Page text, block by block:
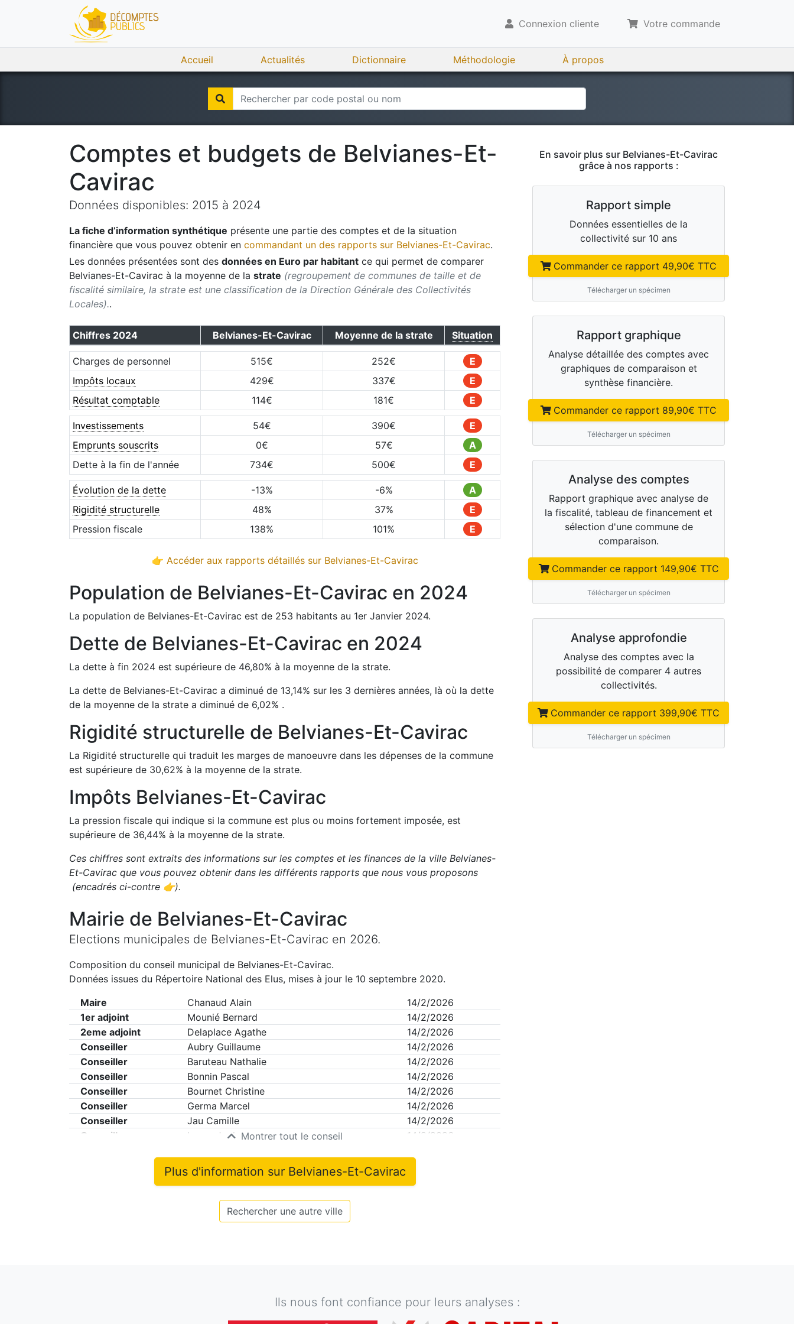
Connexion cliente Votre commande
Accueil Actualités Dictionnaire Méthodologie À propos
Comptes et budgets de Belvianes-Et-
Cavirac
Données disponibles: 2015 à 2024
La fiche d’information synthétique présente une partie des comptes et de la situation
financière que vous pouvez obtenir en commandant un des rapports sur Belvianes-Et-Cavirac.
Les données présentées sont des données en Euro par habitant ce qui permet de comparer
Belvianes-Et-Cavirac à la moyenne de la strate (regroupement de communes de taille et de
fiscalité similaire, la strate est une classification de la Direction Générale des Collectivités
Locales)..
Chiffres 2024 Belvianes-Et-Cavirac Moyenne de la strate Situation
Charges de personnel 515€ 252€
E
Impôts locaux
429€ 337€
E
Résultat comptable
114€ 181€ E
Investissements 54€ 390€
E
Emprunts souscrits
0€ 57€
A
Dette à la fin de l'année
734€ 500€ E
Évolution de la dette -13% -6%
A
Rigidité structurelle
48% 37%
E
Pression fiscale
138% 101% E
👉 Accéder aux rapports détaillés sur Belvianes-Et-Cavirac
Population de Belvianes-Et-Cavirac en 2024
La population de Belvianes-Et-Cavirac est de 253 habitants au 1er Janvier 2024.
Dette de Belvianes-Et-Cavirac en 2024
La dette à fin 2024 est supérieure de 46,80% à la moyenne de la strate.
La dette de Belvianes-Et-Cavirac a diminué de 13,14% sur les 3 dernières années, là où la dette
de la moyenne de la strate a diminué de 6,02% .
Rigidité structurelle de Belvianes-Et-Cavirac
La Rigidité structurelle qui traduit les marges de manoeuvre dans les dépenses de la commune
est supérieure de 30,62% à la moyenne de la strate.
Impôts Belvianes-Et-Cavirac
La pression fiscale qui indique si la commune est plus ou moins fortement imposée, est
supérieure de 36,44% à la moyenne de la strate.
Ces chiffres sont extraits des informations sur les comptes et les finances de la ville Belvianes-
Et-Cavirac que vous pouvez obtenir dans les différents rapports que nous vous proposons
(encadrés ci-contre 👉).
Mairie de Belvianes-Et-Cavirac
Elections municipales de Belvianes-Et-Cavirac en 2026.
Composition du conseil municipal de Belvianes-Et-Cavirac.
Données issues du Répertoire National des Elus, mises à jour le 10 septembre 2020.
Maire
Chanaud Alain
14/2/2026
1er adjoint
Mounié Bernard
14/2/2026
2eme adjoint
Delaplace Agathe
14/2/2026
Conseiller
Aubry Guillaume
14/2/2026
Conseiller
Baruteau Nathalie
14/2/2026
Conseiller
Bonnin Pascal
14/2/2026
Conseiller
Bournet Christine
14/2/2026
Conseiller
Germa Marcel
14/2/2026
Conseiller
Jau Camille
14/2/2026
Conseiller
Lucas Joel 14/2/2026
Montrer tout le conseil
Plus d'information sur Belvianes-Et-Cavirac
Rechercher une autre ville
En savoir plus sur Belvianes-Et-Cavirac
grâce à nos rapports :
Rapport simple
Données essentielles de la
collectivité sur 10 ans
Commander ce rapport 49,90€ TTC
Télécharger un spécimen
Rapport graphique
Analyse détaillée des comptes avec
graphiques de comparaison et
synthèse financière.
Commander ce rapport 89,90€ TTC
Télécharger un spécimen
Analyse des comptes
Rapport graphique avec analyse de
la fiscalité, tableau de financement et
sélection d'une commune de
comparaison.
Commander ce rapport 149,90€ TTC
Télécharger un spécimen
Analyse approfondie
Analyse des comptes avec la
possibilité de comparer 4 autres
collectivités.
Commander ce rapport 399,90€ TTC
Télécharger un spécimen
Ils nous font confiance pour leurs analyses :